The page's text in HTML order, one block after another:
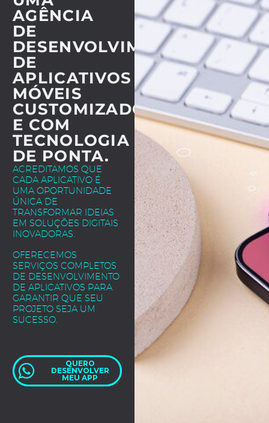
AGÊNCIA
DE
DESENVOLVIMENTO
DE
APLICATIVOS
MÓVEIS
CUSTOMIZADOS
E COM
TECNOLOGIA
DE PONTA.
ACREDITAMOS QUE
CADA APLICATIVO É
UMA OPORTUNIDADE
ÚNICA DE
TRANSFORMAR IDEIAS
EM SOLUÇÕES DIGITAIS
INOVADORAS.
OFERECEMOS
SERVIÇOS COMPLETOS
DE DESENVOLVIMENTO
DE APLICATIVOS PARA
GARANTIR QUE SEU
PROJETO SEJA UM
SUCESSO.
QUERO
DESENVOLVER
MEU APP